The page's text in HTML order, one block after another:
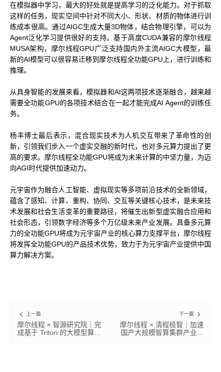
在模拟器中学习，最大的好处就是提高学习的泛化能力。对于抓取
这样的任务，现实空间中针对不同大小、形状、材质的物体进行训
练成本很高。通过AIGC生成大量3D物体，结合物理引擎，可以为
Agent泛化学习提供很好的支持。基于高度CUDA兼容的摩尔线程
MUSA架构，摩尔线程GPU广泛支持国内外主流AIGC大模型，最
新的AI模型可以很容易迁移到摩尔线程全功能GPU上，进行训练和
推理。
从具身智能的发展来看，模拟器和AI这两项技术逐渐融合，越来越
需要全功能GPU的各项技术结合在一起才能完成AI Agent的训练任
务。
杨丰博士最后表示，混合现实技术为人机交互带来了革命性的创
新，引领我们步入一个虚实交融的新时代，也对多元算力提出了更
高的要求。摩尔线程全功能GPU将成为未来计算的中坚力量，为迈
向AGI时代提供加速动力。
元宇宙作为融合人工智能、虚拟现实等多项前沿技术的全新领域，
蕴含了感知、计算、重构、协同、交互等关键核心技术，是未来技
术发展和社会生活变革的重要路径，将催生出新型虚实融合应用和
社会形态，引领数字经济等多个万亿级未来产业发展。具备多元算
力的全功能GPU将成为元宇宙产业的核心算力支撑平台，摩尔线程
将发挥全功能GPU的产品技术优势，致力于为元宇宙产业提供中国
算力解决方案。
上一篇
摩尔线程 × 智源研究院｜完
成基于 Triton 的大模型算子
下一篇
摩尔线程 × 清程极智｜加速
国产大规模智算集群产业化